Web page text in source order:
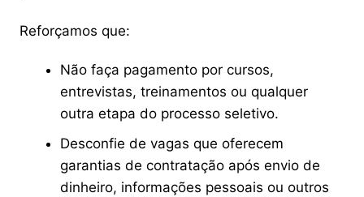
Reforçamos que:
Não faça pagamento por cursos,
entrevistas, treinamentos ou qualquer
outra etapa do processo seletivo.
Desconfie de vagas que oferecem
garantias de contratação após envio de
dinheiro, informações pessoais ou outros